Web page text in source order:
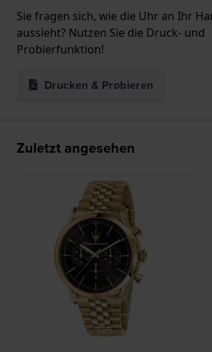
Sie fragen sich, wie die Uhr an Ihr
aussieht? Nutzen Sie die Druck- und
Probierfunktion!
Drucken & Probieren
Zuletzt angesehen